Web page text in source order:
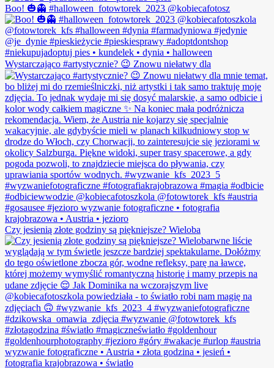
Boo! 🎃👻 #halloween_fotowtorek_2023 @kobiecafotosz
Wystarczająco #artystycznie? 😉 Znowu niełatwy dla
Czy jesienią złote godziny są piękniejsze? Wieloba